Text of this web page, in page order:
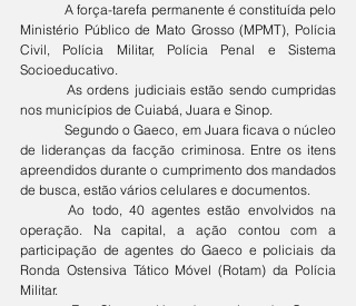
	A força-tarefa permanente é constituída pelo
Ministério Público de Mato Grosso (MPMT), Polícia
Civil, Polícia Militar, Polícia Penal e Sistema
Socioeducativo.
nos municípios de Cuiabá, Juara e Sinop.
	Segundo o Gaeco, em Juara ficava o núcleo
de lideranças da facção criminosa. Entre os itens
apreendidos durante o cumprimento dos mandados
de busca, estão vários celulares e documentos.
	Ao todo, 40 agentes estão envolvidos na
operação. Na capital, a ação contou com a
participação de agentes do Gaeco e policiais da
Ronda Ostensiva Tático Móvel (Rotam) da Polícia
Militar.